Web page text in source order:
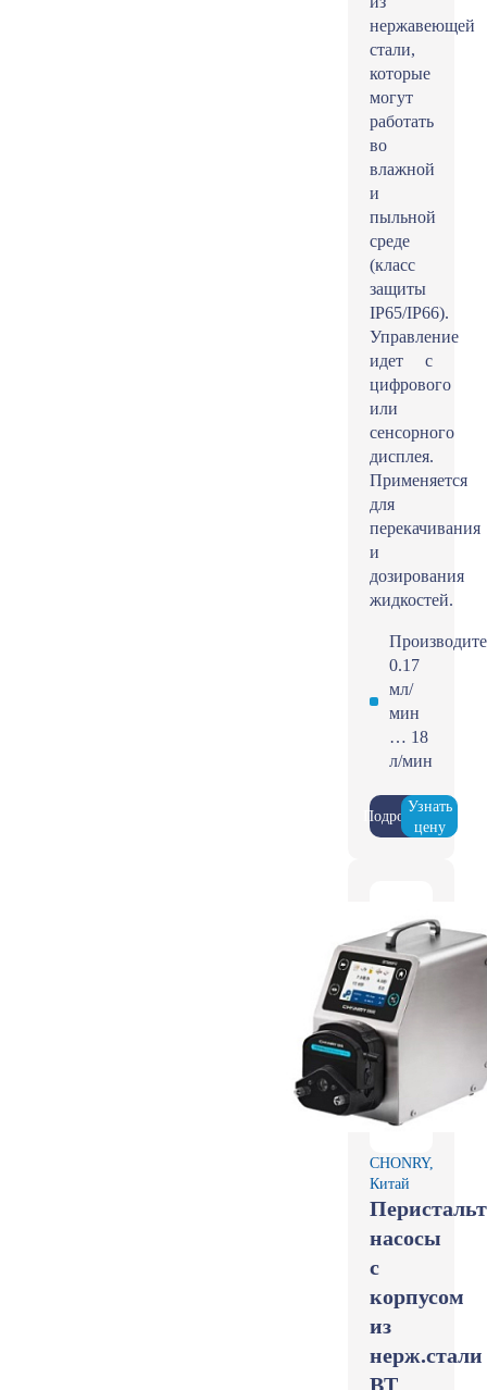
нержавеющей
стали,
которые
могут
работать
во
влажной
и
пыльной
среде
(класс
защиты
IP65/IP66).
Управление
идет с
цифрового
или
сенсорного
дисплея.
Применяется
для
перекачивания
и
дозирования
жидкостей.
0.17
мл/
мин
… 18
л/мин
Подробнее
Узнать
цену
CHONRY,
Китай
насосы
с
корпусом
из
нерж.стали
BT